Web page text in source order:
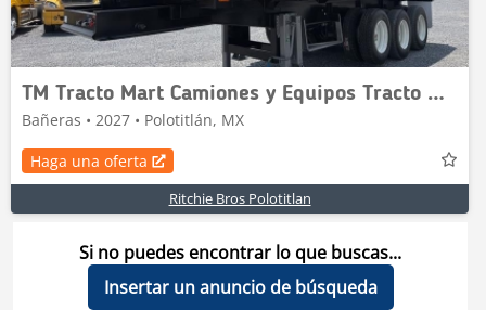
TM Tracto Mart Camiones y Equipos Tracto Mart Cami
Bañeras • 2027 • Polotitlán, MX
Haga una oferta
Ritchie Bros Polotitlan
Si no puedes encontrar lo que buscas...
Insertar un anuncio de búsqueda